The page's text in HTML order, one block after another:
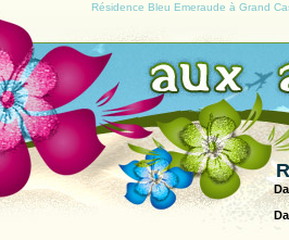
Résidence Bleu Emeraude à Grand